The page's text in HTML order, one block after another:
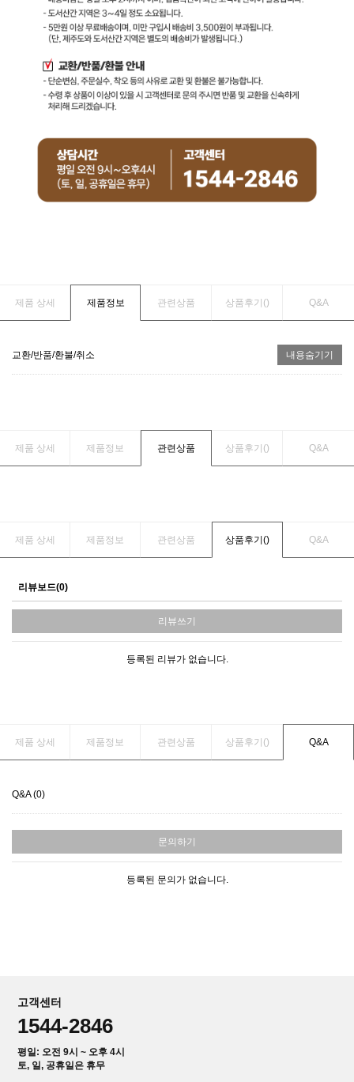
제품 상세 제품정보 관련상품 상품후기() Q&A
교환/반품/환불/취소 내용숨기기
제품 상세 제품정보 관련상품 상품후기() Q&A
제품 상세 제품정보 관련상품 상품후기() Q&A
리뷰보드(0)
리뷰쓰기
등록된 리뷰가 없습니다.
제품 상세 제품정보 관련상품 상품후기() Q&A
Q&A (0)
문의하기
등록된 문의가 없습니다.
고객센터
1544-2846
평일: 오전 9시 ~ 오후 4시
토, 일, 공휴일은 휴무